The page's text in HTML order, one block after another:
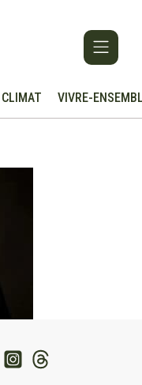
CLIMAT VIVRE-